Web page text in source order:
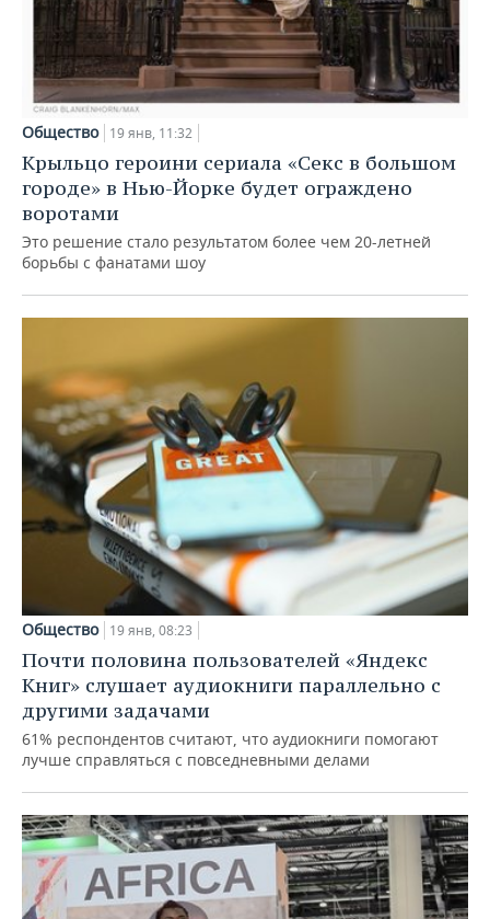
Общество 19 янв, 11:32
Крыльцо героини сериала «Секс в большом
городе» в Нью-Йорке будет ограждено
воротами
Это решение стало результатом более чем 20-летней
борьбы с фанатами шоу
Общество 19 янв, 08:23
Почти половина пользователей «Яндекс
Книг» слушает аудиокниги параллельно с
другими задачами
61% респондентов считают, что аудиокниги помогают
лучше справляться с повседневными делами